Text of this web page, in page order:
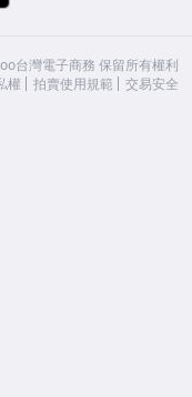
台灣電子商務 保留所有權利
權 拍賣使用規範 交易安全